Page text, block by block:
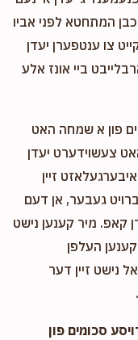
כבן המתחטא לפני אביו
צו ענטפערן יעדן
ביי אונז אלע
פון א שמחה האט
צעשוידערט יעדן
זיין
געבער, אן דעם
קאפ. מיר קענען נישט
העלפן
נישט זיין דער
סכומים פון